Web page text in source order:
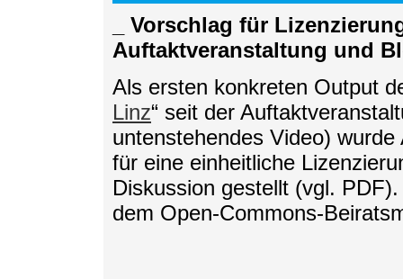
_ Vorschlag für
Auftaktveranstaltung und
Als ersten konkreten Output
Linz“ seit der
untenstehendes Video)
für eine einheitliche
Diskussion gestellt (vgl.
dem Open-Commons-